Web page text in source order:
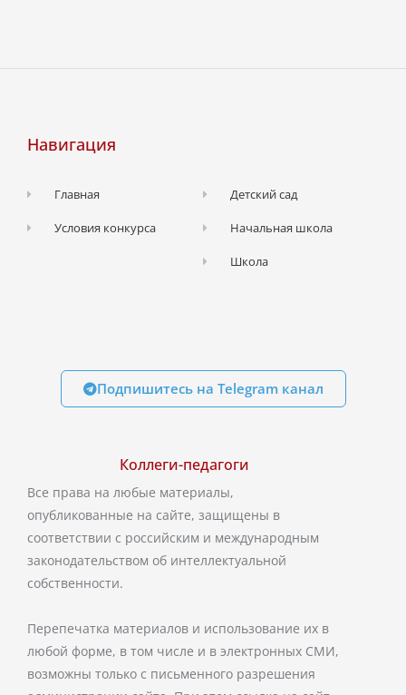
Навигация
Главная
Условия конкурса
Детский сад
Начальная школа
Школа
Подпишитесь на Telegram канал
Коллеги-педагоги
Все права на любые материалы,
опубликованные на сайте, защищены в
соответствии с российским и международным
законодательством об интеллектуальной
собственности.
Перепечатка материалов и использование их в
любой форме, в том числе и в электронных СМИ,
возможны только с письменного разрешения